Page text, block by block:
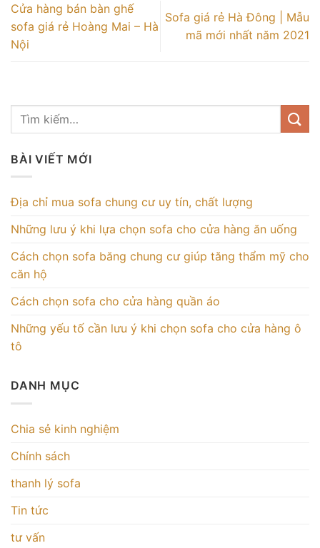
Cửa hàng bán bàn ghế
sofa giá rẻ Hoàng Mai – Hà
Nội
Sofa giá rẻ Hà Đông | Mẫu
mã mới nhất năm 2021
BÀI VIẾT MỚI
Địa chỉ mua sofa chung cư uy tín, chất lượng
Những lưu ý khi lựa chọn sofa cho cửa hàng ăn uống
Cách chọn sofa băng chung cư giúp tăng thẩm mỹ cho
căn hộ
Cách chọn sofa cho cửa hàng quần áo
Những yếu tố cần lưu ý khi chọn sofa cho cửa hàng ô
tô
DANH MỤC
Chia sẻ kinh nghiệm
Chính sách
thanh lý sofa
Tin tức
tư vấn